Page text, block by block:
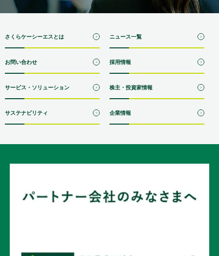
さくらケーシーエスとは ニュース一覧
お問い合わせ 採用情報
サービス・ソリューション 株主・投資家情報
サステナビリティ 企業情報